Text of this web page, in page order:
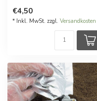
€4,50
* Inkl. MwSt. zzgl. Versandkosten